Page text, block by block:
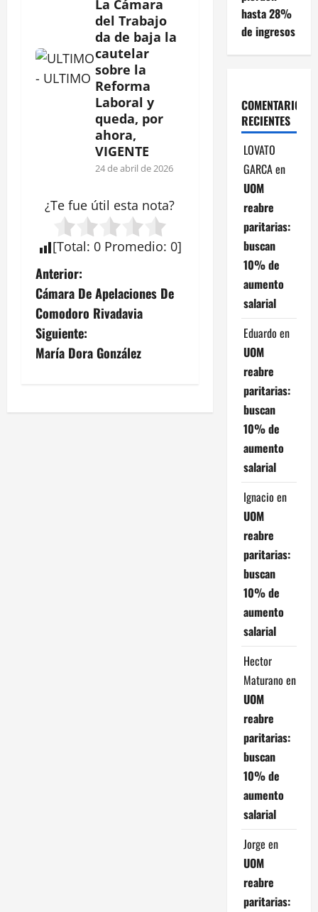
La Cámara
del Trabajo
da de baja la
cautelar
sobre la
Reforma
Laboral y
queda, por
ahora,
VIGENTE
24 de abril de 2026
¿Te fue útil esta nota?
[Total: 0 Promedio: 0]
N
a
v
e
Anterior:
Cámara De Apelaciones De
Comodoro Rivadavia
Siguiente:
María Dora González
hasta 28%
de ingresos
COMENTARIOS
RECIENTES
LOVATO
GARCAen
UOM
reabre
paritarias:
buscan
10% de
aumento
salarial
Eduardo en
UOM
reabre
paritarias:
buscan
10% de
aumento
salarial
Ignacio en
UOM
reabre
paritarias:
buscan
10% de
aumento
salarial
Hector
Maturano en
UOM
reabre
paritarias:
buscan
10% de
aumento
salarial
Jorge en
UOM
reabre
paritarias: